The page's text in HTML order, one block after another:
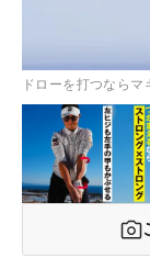
ドローを打つなら